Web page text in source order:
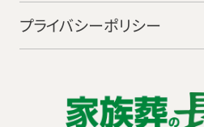
プライバシーポリシー